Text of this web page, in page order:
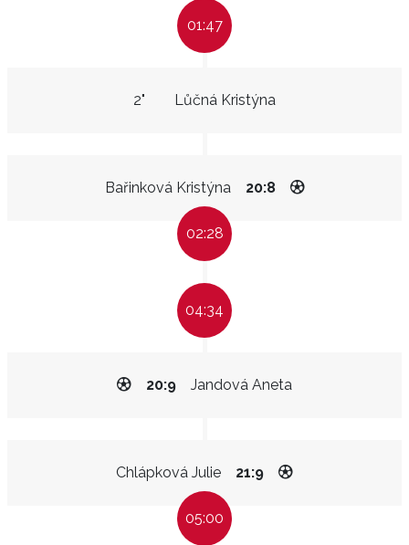
01:47
Lůčná Kristýna
2"
Bařinková Kristýna 20:8
02:28
04:34
Jandová Aneta
20:9
Chlápková Julie 21:9
05:00